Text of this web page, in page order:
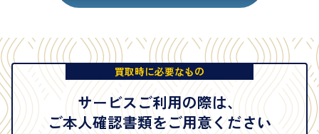
買取時に必要なもの
サービスご利用の際は、
ご本人確認書類をご用意ください